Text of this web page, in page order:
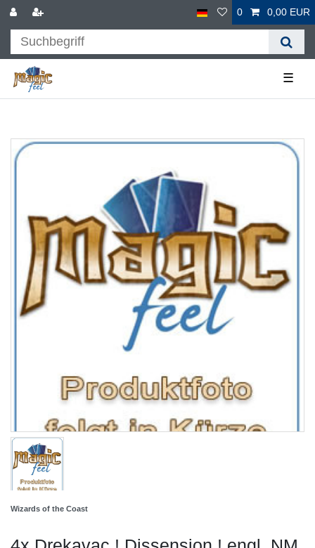
0 0,00 EUR
☰
Wizards of the Coast